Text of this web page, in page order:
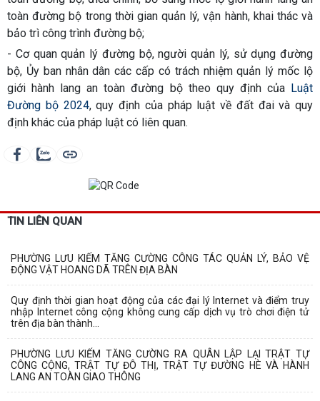
toàn đường bộ trong thời gian quản lý, vận hành, khai thác và
bảo trì công trình đường bộ;
- Cơ quan quản lý đường bộ, người quản lý, sử dụng đường
bộ, Ủy ban nhân dân các cấp có trách nhiệm quản lý mốc lộ
giới hành lang an toàn đường bộ theo quy định của Luật
Đường bộ 2024, quy định của pháp luật về đất đai và quy
định khác của pháp luật có liên quan.
TIN LIÊN QUAN
PHƯỜNG LƯU KIẾM TĂNG CƯỜNG CÔNG TÁC QUẢN LÝ, BẢO VỆ
ĐỘNG VẬT HOANG DÃ TRÊN ĐỊA BÀN
Quy định thời gian hoạt động của các đại lý Internet và điểm truy
nhập Internet công cộng không cung cấp dịch vụ trò chơi điện tử
trên địa bàn thành...
PHƯỜNG LƯU KIẾM TĂNG CƯỜNG RA QUÂN LẬP LẠI TRẬT TỰ
CÔNG CỘNG, TRẬT TỰ ĐÔ THỊ, TRẬT TỰ ĐƯỜNG HÈ VÀ HÀNH
LANG AN TOÀN GIAO THÔNG